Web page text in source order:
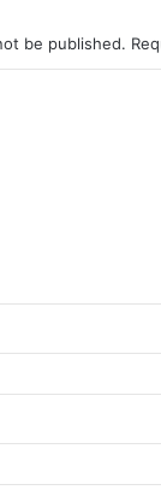
be published.